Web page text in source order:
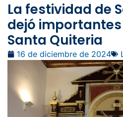
La festividad de
dejó
Santa Quiteria
16 de diciembre de 2024